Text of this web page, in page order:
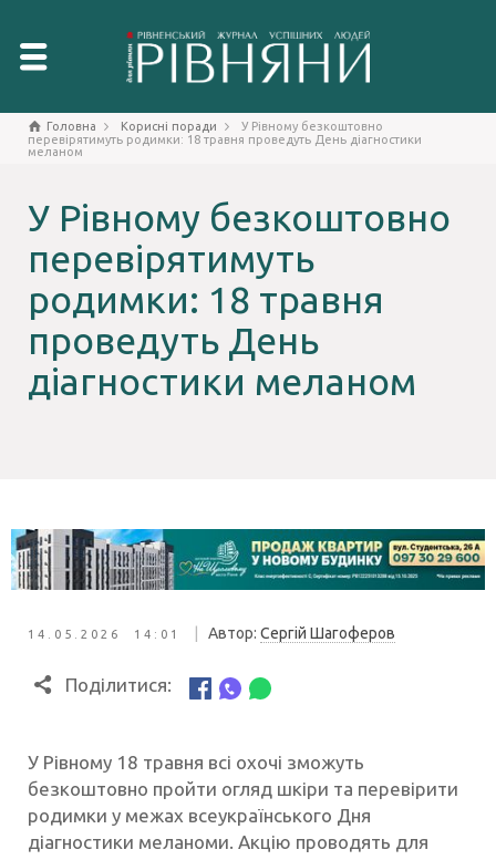
Головна Корисні поради
У Рівному безкоштовно
перевірятимуть родимки: 18 травня проведуть День діагностики
меланом
У Рівному безкоштовно
перевірятимуть
родимки: 18 травня
проведуть День
діагностики меланом
14.05.2026 14:01 Автор: Сергій Шагоферов
Поділитися:
У Рівному 18 травня всі охочі зможуть
безкоштовно пройти огляд шкіри та перевірити
родимки у межах всеукраїнського Дня
діагностики меланоми. Акцію проводять для